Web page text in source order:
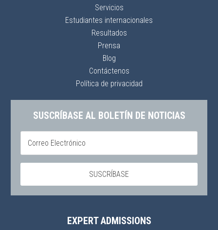
Servicios
Estudiantes internacionales
Resultados
Prensa
Blog
Contáctenos
Política de privacidad
SUSCRÍBASE AL BOLETÍN DE NOTICIAS
EXPERT ADMISSIONS